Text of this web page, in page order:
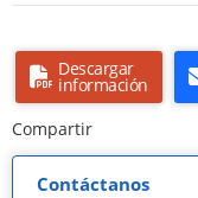
Descargar
información
Compartir
Contáctanos